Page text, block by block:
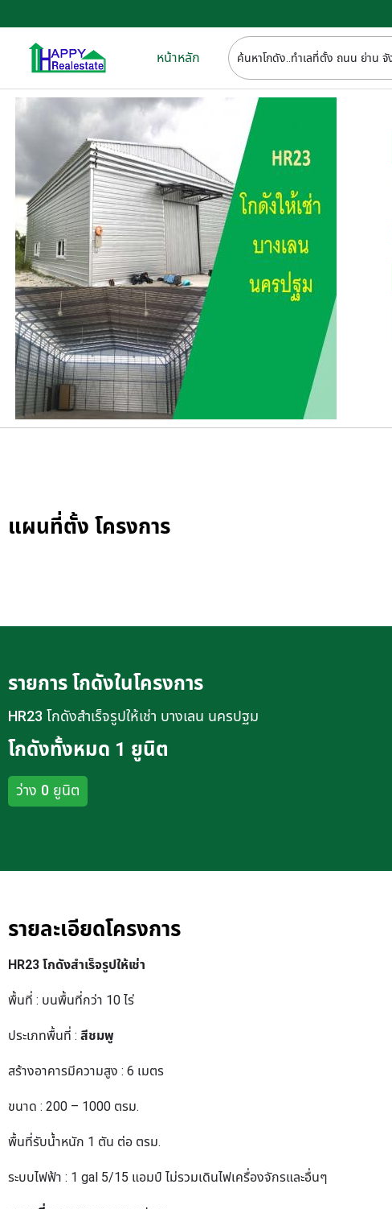
หน้าหลัก
แผนที่ตั้ง โครงการ
รายการ โกดังในโครงการ
HR23 โกดังสำเร็จรูปให้เช่า บางเลน นครปฐม
โกดังทั้งหมด 1 ยูนิต
ว่าง 0 ยูนิต
รายละเอียดโครงการ
HR23 โกดังสำเร็จรูปให้เช่า
พื้นที่ : บนพื้นที่กว่า 10 ไร่
ประเภทพื้นที่ : สีชมพู
สร้างอาคารมีความสูง : 6 เมตร
ขนาด : 200 – 1000 ตรม.
พื้นที่รับน้ำหนัก 1 ตัน ต่อ ตรม.
ระบบไฟฟ้า : 1 gal 5/15 แอมป์ ไม่รวมเดินไฟเครื่องจักรและอื่นๆ